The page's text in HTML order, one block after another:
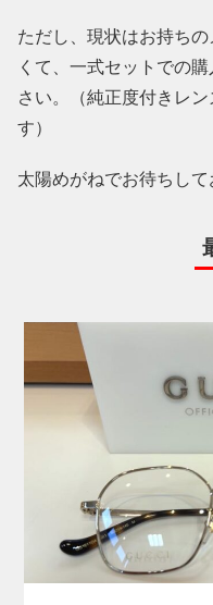
ただし、現状はお持ち
くて、一式セットでの
さい。（純正度付きレ
す）
太陽めがねでお待ちし